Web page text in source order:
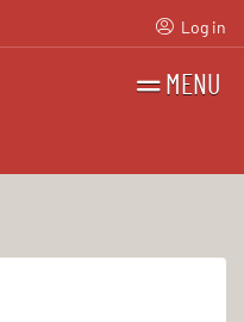
Log in
MENU